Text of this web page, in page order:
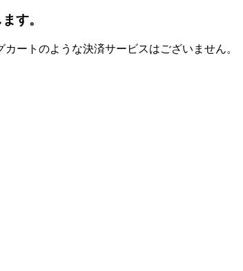
す。
ートのような決済サービスはございません。